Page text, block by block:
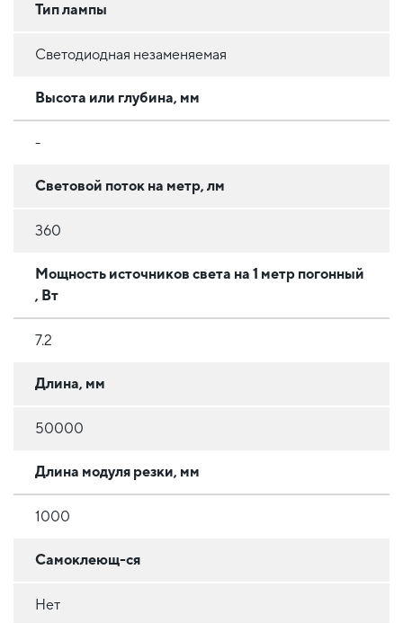
Тип лампы
Светодиодная незаменяемая
Высота или глубина, мм
-
Световой поток на метр, лм
360
Мощность источников света на 1 метр погонный
, Вт
7.2
Длина, мм
50000
Длина модуля резки, мм
1000
Самоклеющ-ся
Нет